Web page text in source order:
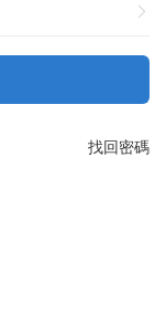
找回密碼